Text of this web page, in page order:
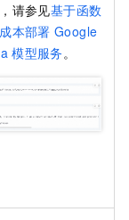
请参见基于函数
本部署 Google
模型服务。